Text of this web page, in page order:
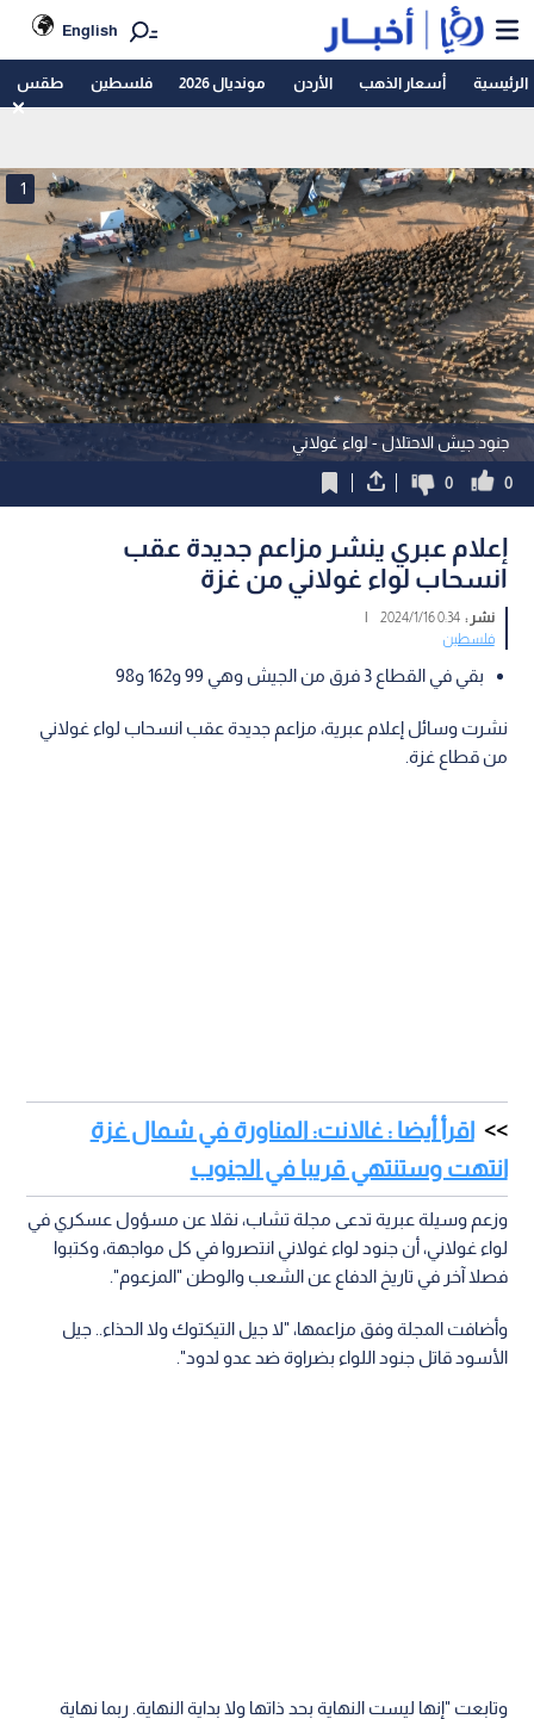
English
الرئيسية أسعار الذهب الأردن مونديال 2026 فلسطين طقس
جنود جيش الاحتلال - لواء غولاني
1
0
0
إعلام عبري ينشر مزاعم جديدة عقب
انسحاب لواء غولاني من غزة
نشر :0:34 2024/1/16
|
فلسطين
بقي في القطاع 3 فرق من الجيش وهي 99 و162 و98
نشرت وسائل إعلام عبرية، مزاعم جديدة عقب انسحاب لواء غولاني
من قطاع غزة.
اقرأ أيضا : غالانت: المناورة في شمال غزة
انتهت وستنتهي قريبا في الجنوب
وزعم وسيلة عبرية تدعى مجلة تشاب، نقلا عن مسؤول عسكري في
لواء غولاني، أن جنود لواء غولاني انتصروا في كل مواجهة، وكتبوا
فصلا آخر في تاريخ الدفاع عن الشعب والوطن "المزعوم".
وأضافت المجلة وفق مزاعمها، "لا جيل التيكتوك ولا الحذاء.. جيل
الأسود قاتل جنود اللواء بضراوة ضد عدو لدود".
وتابعت "إنها ليست النهاية بحد ذاتها ولا بداية النهاية. ربما نهاية